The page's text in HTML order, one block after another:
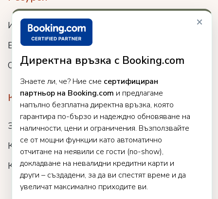
×
Директна връзка с Booking.com
Знаете ли, че? Ние сме сертифициран
партньор на Booking.com и предлагаме
напълно безплатна директна връзка, която
гарантира по-бързо и надеждно обновяване на
наличности, цени и ограничения. Възползвайте
се от мощни функции като автоматично
отчитане на неявили се гости (no-show),
докладване на невалидни кредитни карти и
други – създадени, за да ви спестят време и да
увеличат максимално приходите ви.
Интеграции
Блог
Събития
Компания
За нас
Кариери
Клиенти